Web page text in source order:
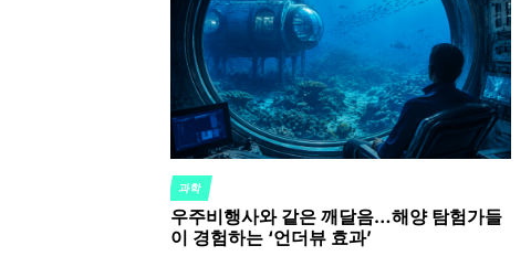
POSTED
IN
과학
우주비행사와 같은 깨달음…해양 탐험가들
이 경험하는 ‘언더뷰 효과’